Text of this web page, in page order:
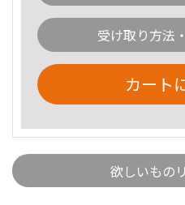
受け取り方法
カート
欲しいもの